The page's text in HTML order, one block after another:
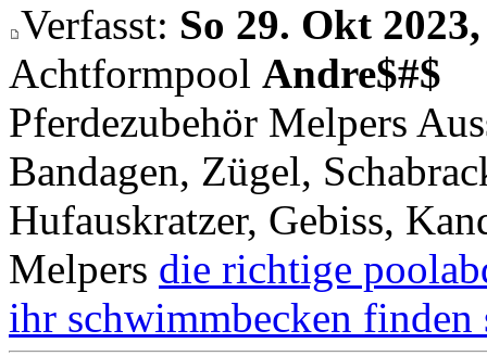
Verfasst: So 29. Okt
Achtformpool Andre$#$
Pferdezubehör Melpers
Bandagen, Zügel,
Hufauskratzer, Gebiss,
Melpers die richtige
ihr schwimmbecken